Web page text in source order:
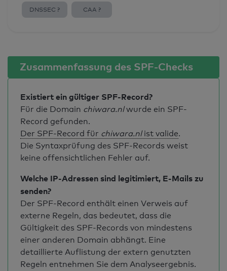
DNSSEC ? CAA ?
Zusammenfassung des SPF-Checks
Existiert ein gültiger SPF-Record?
Für die Domain chiwara.nlwurde ein SPF-
Record gefunden.
Der SPF-Record für chiwara.nlist valide.
Die Syntaxprüfung des SPF-Records weist
keine offensichtlichen Fehler auf.
Welche IP-Adressen sind legitimiert, E-Mails zu
senden?
Der SPF-Record enthält einen Verweis auf
externe Regeln, das bedeutet, dass die
Gültigkeit des SPF-Records von mindestens
einer anderen Domain abhängt. Eine
detaillierte Auflistung der extern genutzten
Regeln entnehmen Sie dem Analyseergebnis.